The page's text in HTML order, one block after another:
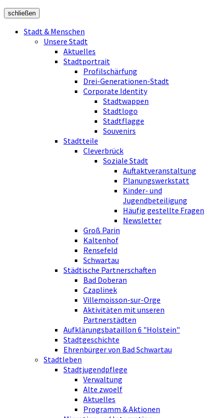
schließen
Stadt & Menschen
Unsere Stadt
Aktuelles
Stadtportrait
Profilschärfung
Drei-Generationen-Stadt
Corporate Identity
Stadtwappen
Stadtlogo
Stadtflagge
Souvenirs
Stadtteile
Cleverbrück
Soziale Stadt
Auftaktveranstaltung
Planungswerkstatt
Kinder- und
Jugendbeteiligung
Häufig gestellte Fragen
Newsletter
Groß Parin
Kaltenhof
Rensefeld
Schwartau
Städtische Partnerschaften
Bad Doberan
Czaplinek
Villemoisson-sur-Orge
Aktivitäten mit unseren
Partnerstädten
Aufklärungsbataillon 6 "Holstein"
Stadtgeschichte
Ehrenbürger von Bad Schwartau
Stadtleben
Stadtjugendpflege
Verwaltung
Alte zwoelf
Aktuelles
Programm & Aktionen